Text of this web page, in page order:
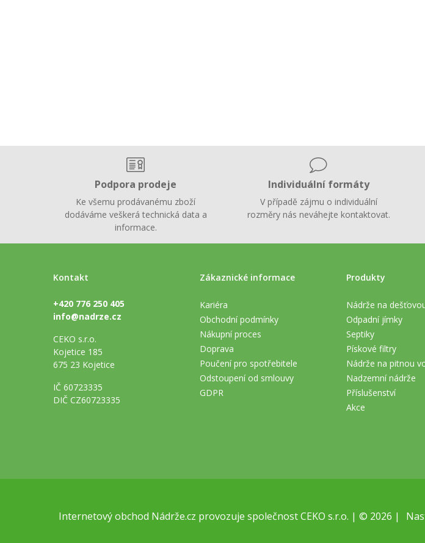
Podpora prodeje
Ke všemu prodávanému zboží
dodáváme veškerá technická data a
informace.
Individuální formáty
V případě zájmu o individuální
rozměry nás neváhejte kontaktovat.
Kontakt
+420 776 250 405
info@nadrze.cz
CEKO s.r.o.
Kojetice 185
675 23 Kojetice
IČ 60723335
DIČ CZ60723335
Zákaznické informace
Kariéra
Obchodní podmínky
Nákupní proces
Doprava
Poučení pro spotřebitele
Odstoupení od smlouvy
GDPR
Produkty
Nádrže na
Odpadní jímky
Septiky
Pískové filtry
Nádrže na pitnou
Nadzemní nádrže
Příslušenství
Akce
Internetový obchod Nádrže.cz provozuje společnost CEKO s.r.o. | © 2026 |